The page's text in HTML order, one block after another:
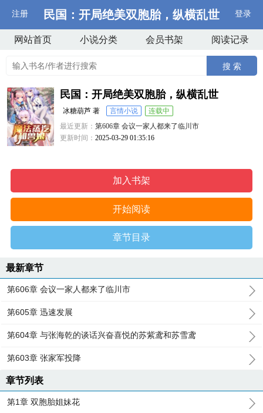
注册 民国：开局绝美双胞胎，纵横乱世 登录
网站首页 小说分类 会员书架 阅读记录
搜 索
民国：开局绝美双胞胎，纵横乱世
冰糖葫芦 著 言情小说
连载中
最近更新：第606章 会议一家人都来了临川市
更新时间：2025-03-29 01:35:16
加入书架
开始阅读
章节目录
最新章节
第606章 会议一家人都来了临川市
第605章 迅速发展
第604章 与张海乾的谈话兴奋喜悦的苏紫鸢和苏雪鸢
第603章 张家军投降
章节列表
第1章 双胞胎姐妹花